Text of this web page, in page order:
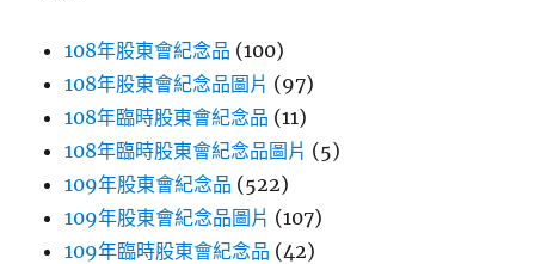
108年股東會紀念品 (100)
108年股東會紀念品圖片 (97)
108年臨時股東會紀念品 (11)
108年臨時股東會紀念品圖片 (5)
109年股東會紀念品 (522)
109年股東會紀念品圖片 (107)
109年臨時股東會紀念品 (42)